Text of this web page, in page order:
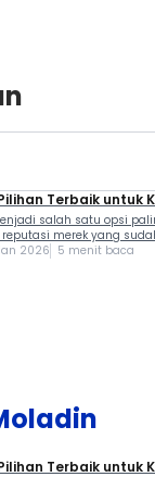
Terbaik untuk
salah satu opsi
merek yang
2026 5 menit baca
Terbaik untuk